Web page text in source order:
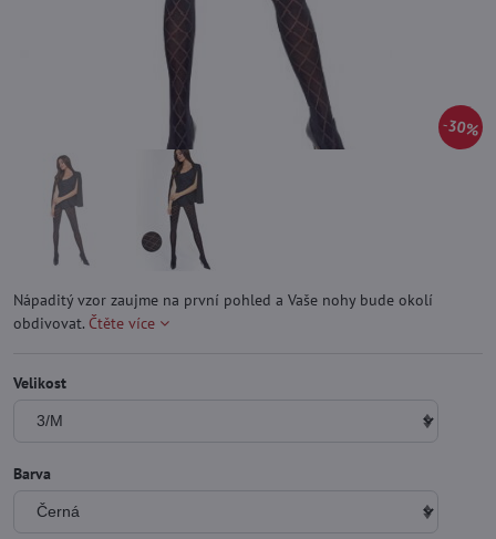
30%
Nápaditý vzor zaujme na první pohled a Vaše nohy bude okolí
obdivovat. Čtěte více
Velikost
Barva